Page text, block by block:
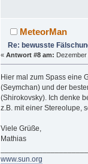
MeteorMan
Re: bewusste
« Antwort #8 am: Dezember
Hier mal zum Spass eine
(Seymchan) und der
(Shirokovsky). Ich denke
z.B. mit einer Stereolupe,
Viele Grüße,
Mathias
www.sun.org